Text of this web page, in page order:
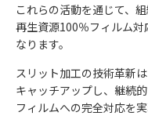
これらの活動を通じて、
再生資源100％フィルム
なります。
スリット加工の技術革新
キャッチアップし、継続
フィルムへの完全対応を